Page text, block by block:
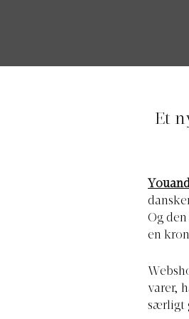
Et
Og
en
varer,
særligt